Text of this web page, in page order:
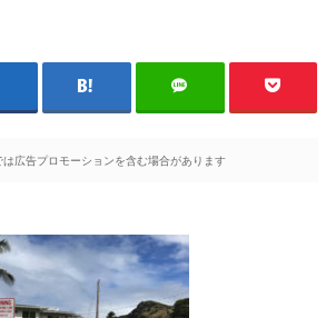
は広告プロモーションを含む場合があります